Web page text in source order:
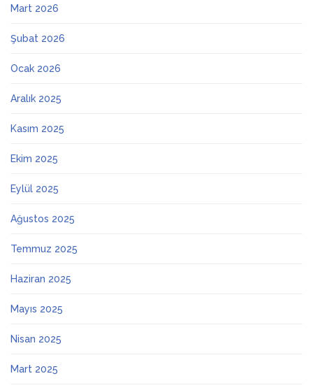
Mart 2026
Şubat 2026
Ocak 2026
Aralık 2025
Kasım 2025
Ekim 2025
Eylül 2025
Ağustos 2025
Temmuz 2025
Haziran 2025
Mayıs 2025
Nisan 2025
Mart 2025